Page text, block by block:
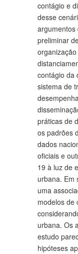
contágio e
desse
argumentos
preliminar
contágio da
sistema de
práticas de
os padrões
dados
oficiais e
19 à luz de
urbana. Em
uma
modelos de
urbana. Os
estudo
hipóteses